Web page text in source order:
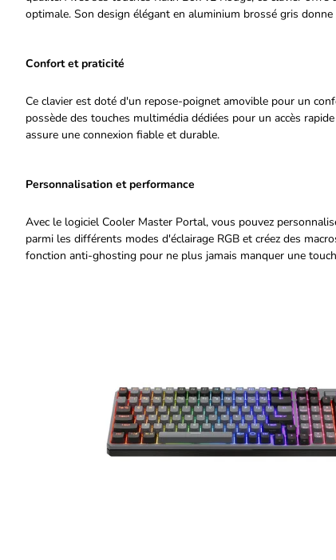
optimale. Son design élégant en aluminium brossé gris
Confort et praticité
Ce clavier est doté d'un repose-poignet amovible pour un
possède des touches multimédia dédiées pour un accès
assure une connexion fiable et durable.
Personnalisation et performance
Avec le logiciel Cooler Master Portal, vous pouvez
parmi les différents modes d'éclairage RGB et créez des
fonction anti-ghosting pour ne plus jamais manquer une